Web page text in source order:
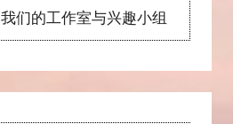
我们的工作室与兴趣小组